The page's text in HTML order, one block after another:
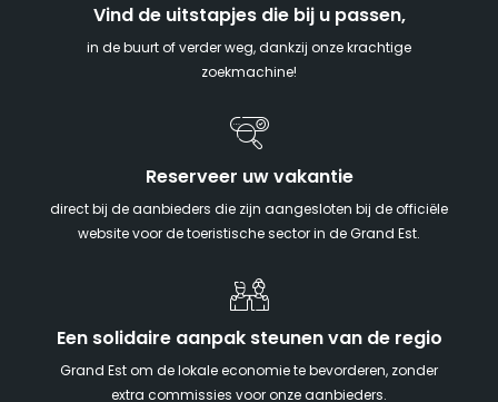
Vind de uitstapjes die bij u passen,
in de buurt of verder weg, dankzij onze krachtige
zoekmachine!
Reserveer uw vakantie
direct bij de aanbieders die zijn aangesloten bij de officiële
website voor de toeristische sector in de Grand Est.
Een solidaire aanpak steunen van de regio
Grand Est om de lokale economie te bevorderen, zonder
extra commissies voor onze aanbieders.